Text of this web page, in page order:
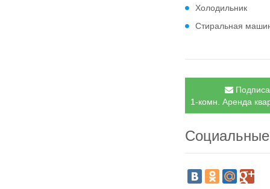
Холодильник
Стиральная
1-комн. Аренда